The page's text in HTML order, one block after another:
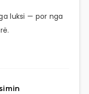
luksi — por nga